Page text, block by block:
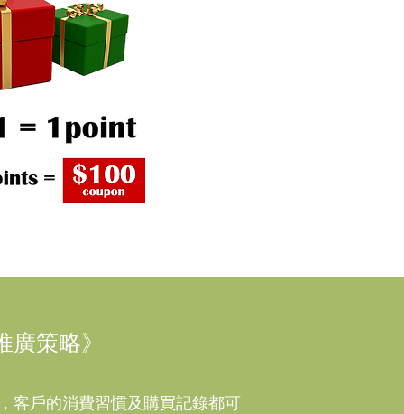
策略》
客戶的消費習慣及購買記錄都可